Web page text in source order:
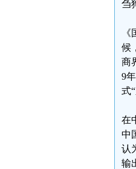
刍
候
商
9
式
在
中
认
输